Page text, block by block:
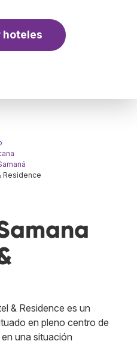
hoteles
Residence
& Residence es un
en pleno centro de
una situación